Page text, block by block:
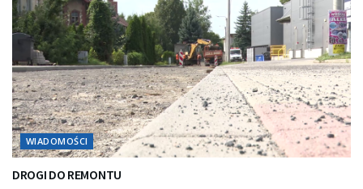
WIADOMOŚCI
DROGI DO REMONTU